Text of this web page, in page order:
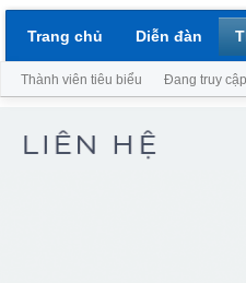
Trang chủ Diễn đàn
Thành viên tiêu biểu Đang truy cập